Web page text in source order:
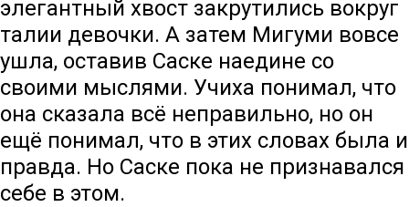
элегантный хвост закрутились вокруг
талии девочки. А затем Мигуми вовсе
ушла, оставив Саске наедине со
своими мыслями. Учиха понимал, что
она сказала всё неправильно, но он
ещё понимал, что в этих словах была и
правда. Но Саске пока не признавался
себе в этом.